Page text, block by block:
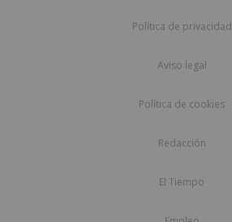
Política de privacidad
Aviso legal
Política de cookies
Redacción
El Tiempo